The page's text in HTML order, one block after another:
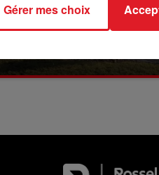
LA BASE DE LOISIRS
La victime a coulé à pic
Gérer mes choix